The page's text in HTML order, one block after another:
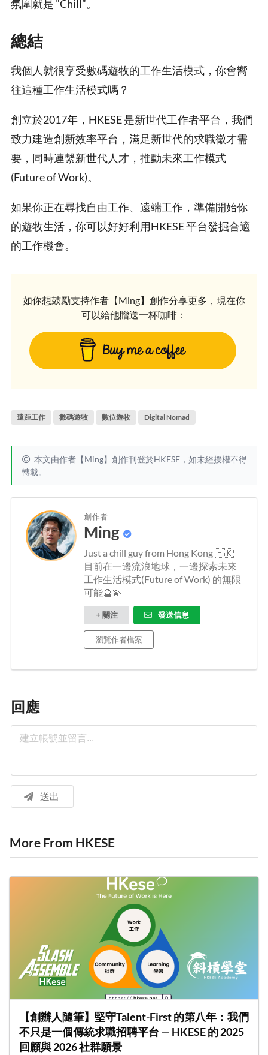
氛圍就是 ”Chill”。
總結
我個人就很享受數碼遊牧的工作生活模式，你會嚮
往這種工作生活模式嗎？
創立於2017年，HKESE 是新世代工作者平台，我們
致力建造創新效率平台，滿足新世代的求職徵才需
要，同時連繫新世代人才，推動未來工作模式
(Future of Work)。
如果你正在尋找自由工作、遠端工作，準備開始你
的遊牧生活，你可以好好利用HKESE 平台發掘合適
的工作機會。
如你想鼓勵支持作者【Ming】創作分享更多，現在你
可以給他贈送一杯咖啡：
遠距工作 數碼遊牧 數位遊牧 Digital Nomad
本文由作者【Ming】創作刊登於HKESE，如未經授權不得
轉載。
創作者
Ming
Just a chill guy from Hong Kong 🇭🇰
目前在一邊流浪地球，一邊探索未來
工作生活模式(Future of Work) 的無限
可能🔮💫
+ 關注 發送信息
瀏覽作者檔案
回應
送出
More From HKESE
【創辦人隨筆】堅守Talent-First 的第八年：我們
不只是一個傳統求職招聘平台 — HKESE 的 2025
回顧與 2026 社群願景